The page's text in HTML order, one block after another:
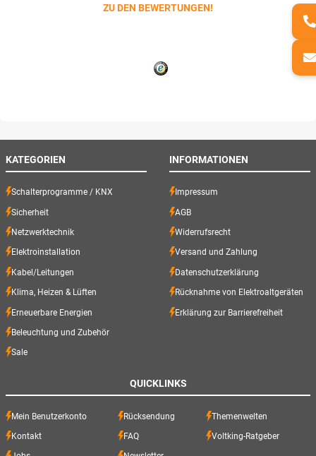
ZU DEN BEWERTUNGEN!
KATEGORIEN
Schalterprogramme / KNX
Sicherheit
Netzwerktechnik
Elektroinstallation
Kabel/Leitungen
Klima, Heizen & Lüften
Erneuerbare Energien
Beleuchtung und Zubehör
Sale
INFORMATIONEN
Impressum
AGB
Widerrufsrecht
Versand und Zahlung
Datenschutzerklärung
Rücknahme von Elektroaltgeräten
Erklärung zur Barrierefreiheit
QUICKLINKS
Mein Benutzerkonto Rücksendung Themenwelten
Kontakt FAQ Voltking-Ratgeber